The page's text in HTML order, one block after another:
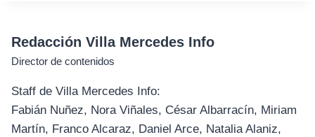
Redacción Villa Mercedes Info
Director de contenidos
Staff de Villa Mercedes Info:
Fabián Nuñez, Nora Viñales, César Albarracín, Miriam
Martín, Franco Alcaraz, Daniel Arce, Natalia Alaniz,